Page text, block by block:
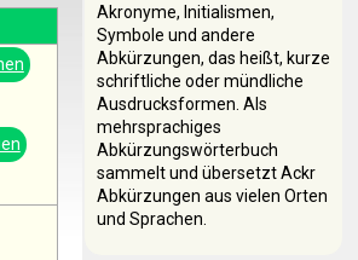
Akronyme, Initialismen,
Symbole und andere
Abkürzungen, das heißt, kurze
schriftliche oder mündliche
Ausdrucksformen. Als
mehrsprachiges
Abkürzungswörterbuch
sammelt und übersetzt Ackr
Abkürzungen aus vielen Orten
und Sprachen.